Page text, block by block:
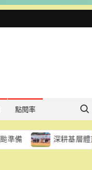
點閱率
深耕基層體育結碩果